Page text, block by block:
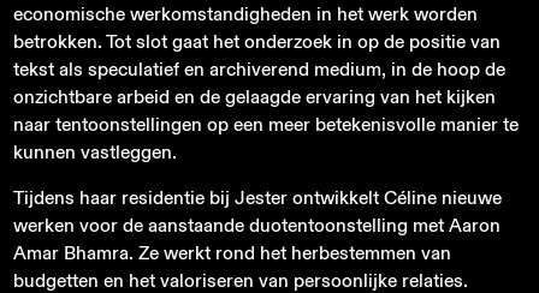
economische werkomstandigheden in het werk worden
betrokken. Tot slot gaat het onderzoek in op de positie van
tekst als speculatief en archiverend medium, in de hoop de
onzichtbare arbeid en de gelaagde ervaring van het kijken
naar tentoonstellingen op een meer betekenisvolle manier te
kunnen vastleggen.
Tijdens haar residentie bij Jester ontwikkelt Céline nieuwe
werken voor de aanstaande duotentoonstelling met Aaron
Amar Bhamra. Ze werkt rond het herbestemmen van
budgetten en het valoriseren van persoonlijke relaties.